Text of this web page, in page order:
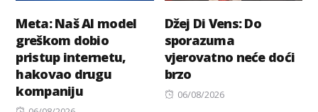
Meta: Naš AI model
greškom dobio
pristup internetu,
hakovao drugu
kompaniju
Džej Di Vens: Do
sporazuma
vjerovatno neće doći
brzo
Posted
06/08/2026